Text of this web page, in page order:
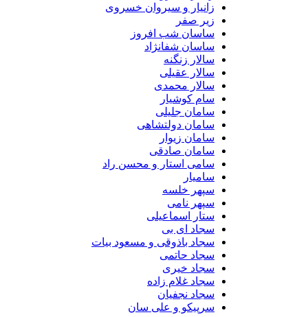
زانیار و سیروان خسروی
زیر صفر
ساسان شب افروز
ساسان شفانژاد
سالار زنگنه
سالار عقیلی
سالار محمدی
سام کوشیار
سامان جلیلی
سامان دولتشاهی
سامان زیوار
سامان صادقی
سامی استار و محسن راد
سامیار
سپهر خلسه
سپهر نامی
ستار اسماعیلی
سجاد ای بی
سجاد باذوقی و مسعود بیات
سجاد حاتمی
سجاد خیری
سجاد غلام زاده
سجاد نجفیان
سرپیکو و علی سان